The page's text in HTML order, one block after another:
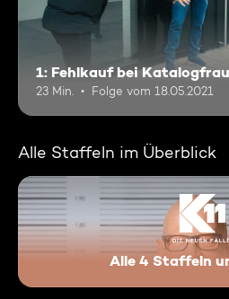
1: Fehlkauf bei Katalogfrau
23 Min. Folge vom 18.05.2021
Alle Staffeln im Überblick
Alle 4 Staffeln